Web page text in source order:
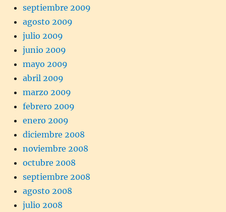
septiembre 2009
agosto 2009
julio 2009
junio 2009
mayo 2009
abril 2009
marzo 2009
febrero 2009
enero 2009
diciembre 2008
noviembre 2008
octubre 2008
septiembre 2008
agosto 2008
julio 2008